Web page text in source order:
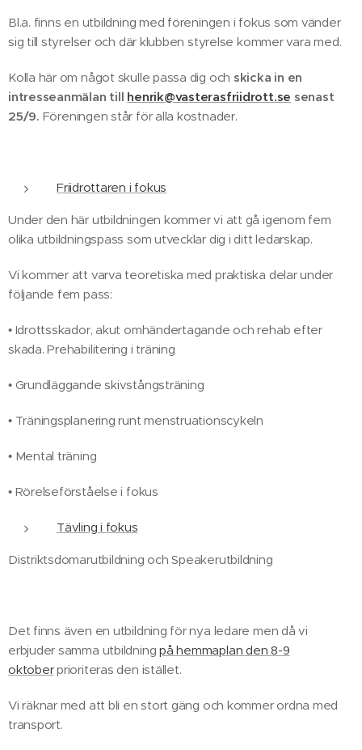
Bl.a. finns en utbildning med föreningen i fokus som vänder
sig till styrelser och där klubben styrelse kommer vara med.
Kolla här om något skulle passa dig och skicka in en
intresseanmälan till henrik@vasterasfriidrott.se senast
25/9. Föreningen står för alla kostnader.
Friidrottaren i fokus
Under den här utbildningen kommer vi att gå igenom fem
olika utbildningspass som utvecklar dig i ditt ledarskap.
Vi kommer att varva teoretiska med praktiska delar under
följande fem pass:
• Idrottsskador, akut omhändertagande och rehab efter
skada. Prehabilitering i träning
• Grundläggande skivstångsträning
• Träningsplanering runt menstruationscykeln
• Mental träning
• Rörelseförståelse i fokus
Tävling i fokus
Distriktsdomarutbildning och Speakerutbildning
Det finns även en utbildning för nya ledare men då vi
erbjuder samma utbildningpå hemmaplan den 8-9
oktoberprioriteras den istället.
Vi räknar med att bli en stort gäng och kommer ordna med
transport.